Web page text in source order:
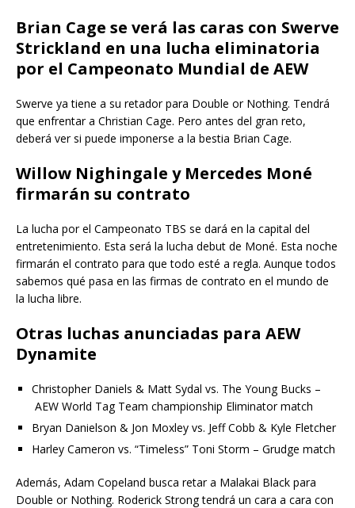
Brian Cage se verá las caras con Swerve
Strickland en una lucha eliminatoria
por el Campeonato Mundial de AEW
Swerve ya tiene a su retador para Double or Nothing. Tendrá
que enfrentar a Christian Cage. Pero antes del gran reto,
deberá ver si puede imponerse a la bestia Brian Cage.
Willow Nighingale y Mercedes Moné
firmarán su contrato
La lucha por el Campeonato TBS se dará en la capital del
entretenimiento. Esta será la lucha debut de Moné. Esta noche
firmarán el contrato para que todo esté a regla. Aunque todos
sabemos qué pasa en las firmas de contrato en el mundo de
la lucha libre.
Otras luchas anunciadas para AEW
Dynamite
Christopher Daniels & Matt Sydal vs. The Young Bucks –
AEW World Tag Team championship Eliminator match
Bryan Danielson & Jon Moxley vs. Jeff Cobb & Kyle Fletcher
Harley Cameron vs. “Timeless” Toni Storm – Grudge match
Además, Adam Copeland busca retar a Malakai Black para
Double or Nothing. Roderick Strong tendrá un cara a cara con